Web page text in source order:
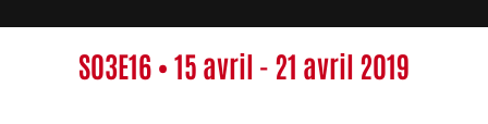
S03E16 • 15 avril - 21 avril 2019